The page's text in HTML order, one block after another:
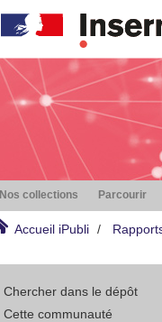
Nos collections Parcourir
Accueil iPubli
Chercher dans le dépôt
Cette communauté